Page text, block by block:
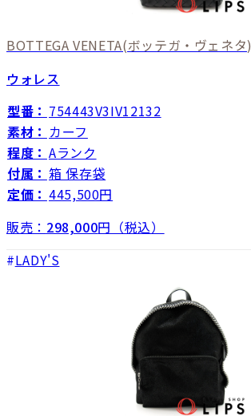
BOTTEGA VENETA(ボッテガ・ヴェネタ)
ウォレス
型番： 754443V3IV12132
素材： カーフ
程度： Aランク
付属： 箱 保存袋
定価： 445,500円
販売： 298,000円（税込）
LADY'S